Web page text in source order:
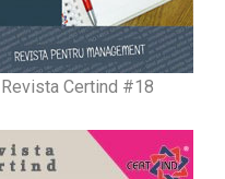
Revista Certind #18